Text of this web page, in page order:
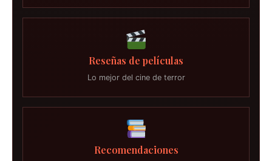
Reseñas de películas
Lo mejor del cine de terror
Recomendaciones